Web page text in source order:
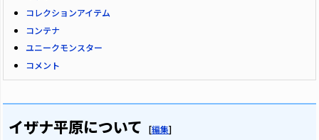
コレクションアイテム
コンテナ
ユニークモンスター
コメント
イザナ平原について [編集]